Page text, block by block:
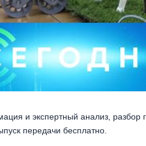
и экспертный анализ, разбор
передачи бесплатно.